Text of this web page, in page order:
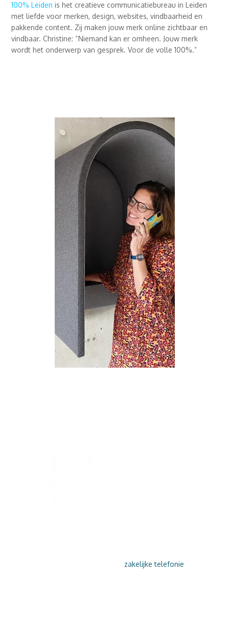
100% Leiden is het creatieve communicatiebureau in Leiden
met liefde voor merken, design, websites, vindbaarheid en
pakkende content. Zij maken jouw merk online zichtbaar en
vindbaar. Christine: “Niemand kan er omheen. Jouw merk
wordt het onderwerp van gesprek. Voor de volle 100%.”
zakelijke telefonie